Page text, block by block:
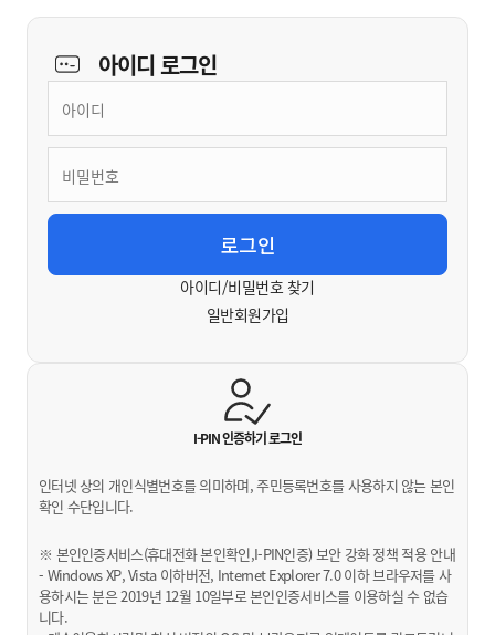
아이디로그인
아이디/비밀번호 찾기
일반회원가입
I-PIN 인증하기로그인
인터넷 상의 개인식별번호를 의미하며, 주민등록번호를 사용하지 않는 본인
확인 수단입니다.
※ 본인인증서비스(휴대전화 본인확인,I-PIN인증) 보안 강화 정책 적용 안내
- Windows XP, Vista 이하버전, Internet Explorer 7.0 이하 브라우저를 사
용하시는 분은 2019년 12월 10일부로 본인인증서비스를 이용하실 수 없습
니다.